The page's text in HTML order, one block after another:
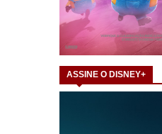
ASSINE O DISNEY+